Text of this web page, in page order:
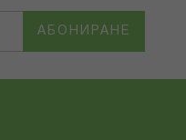
АБОНИРАНЕ